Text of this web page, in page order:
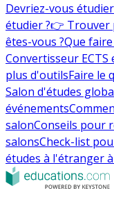
Devriez-vous
étudier ?👉 Trouver
êtes-vous ?Que
Convertisseur
plus d'outilsFaire le
Salon d'études
événements
salonConseils pour
salonsCheck-list
études à l'étranger